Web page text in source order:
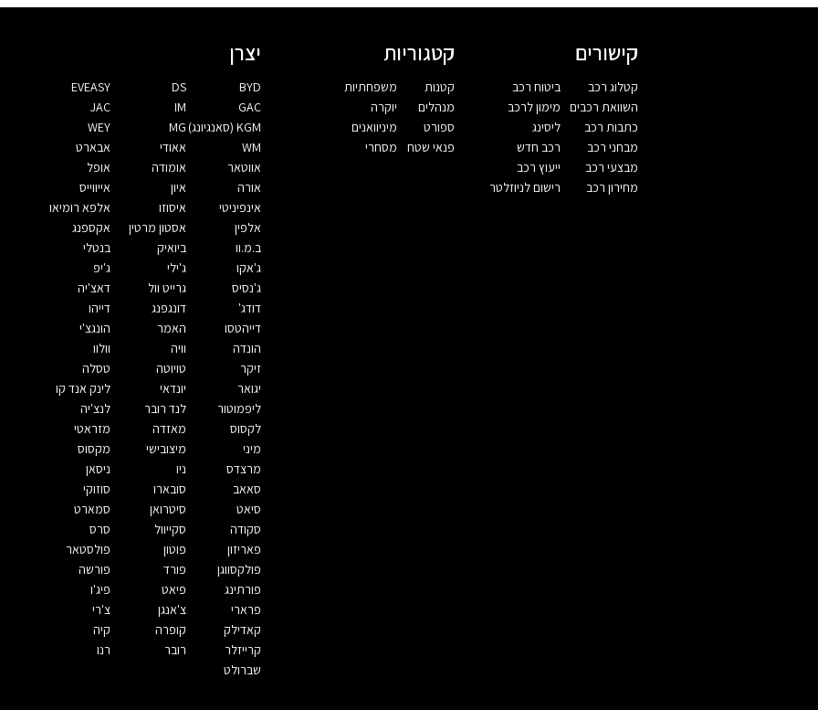
קישורים
קטלוג רכב
השוואת רכבים
כתבות רכב
מבחני רכב
מבצעי רכב
מחירון רכב
ביטוח רכב
מימון לרכב
ליסינג
רכב חדש
ייעוץ רכב
רישום לניוזלטר
קטגוריות
קטנות
מנהלים
ספורט
פנאי שטח
משפחתיות
יוקרה
מיניוואנים
מסחרי
יצרן
BYD
DS
EVEASY
GAC
IM
JAC
KGM (סאנגיונג)
MG
WEY
WM
אאודי
אבארט
אווטאר
אומודה
אופל
אורה
איון
אייווייס
אינפיניטי
איסוזו
אלפא רומיאו
אלפין
אסטון מרטין
אקספנג
ב.מ.וו
ביואיק
בנטלי
ג'אקו
ג'ילי
ג'יפ
ג'נסיס
גרייט וול
דאצ'יה
דודג'
דונגפנג
דייהו
דייהטסו
האמר
הונגצ'י
הונדה
וויה
וולוו
זיקר
טויוטה
טסלה
יגואר
יונדאי
לינק אנד קו
ליפמוטור
לנד רובר
לנצ'יה
לקסוס
מאזדה
מזראטי
מיני
מיצובישי
מקסוס
מרצדס
ניו
ניסאן
סאאב
סובארו
סוזוקי
סיאט
סיטרואן
סמארט
סקודה
סקייוול
סרס
פאריזון
פוטון
פולסטאר
פולקסווגן
פורד
פורשה
פורתינג
פיאט
פיג'ו
פרארי
צ'אנגן
צ'רי
קאדילק
קופרה
קיה
קרייזלר
רובר
רנו
שברולט